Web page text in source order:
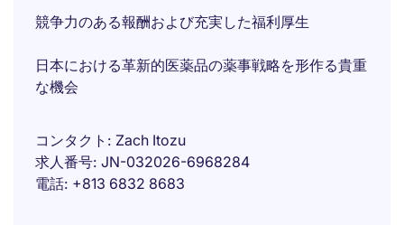
競争力のある報酬および充実した福利厚生
日本における革新的医薬品の薬事戦略を形作る貴重
な機会
コンタクト
Zach Itozu
求人番号 JN-032026-6968284
電話 +813 6832 8683